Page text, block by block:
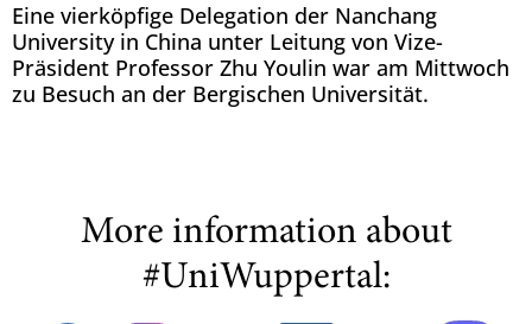
Eine vierköpfige Delegation der Nanchang
University in China unter Leitung von Vize-
Präsident Professor Zhu Youlin war am Mittwoch
zu Besuch an der Bergischen Universität.
More information about
#UniWuppertal: